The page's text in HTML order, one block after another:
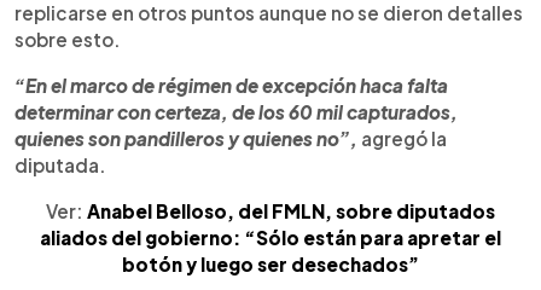
replicarse en otros puntos aunque no se dieron detalles
sobre esto.
“En el marco de régimen de excepción haca falta
determinar con certeza, de los 60 mil capturados,
quienes son pandilleros y quienes no”, agregó la
diputada.
Ver: Anabel Belloso, del FMLN, sobre diputados
aliados del gobierno: “Sólo están para apretar el
botón y luego ser desechados”